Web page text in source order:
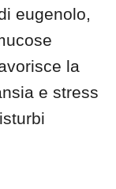
eugenolo,
la
e stress